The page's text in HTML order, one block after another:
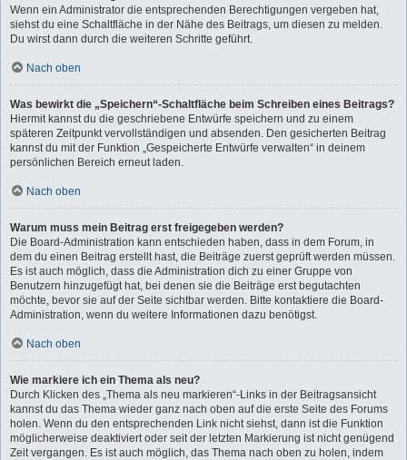
Wenn ein Administrator die entsprechenden Berechtigungen vergeben hat,
siehst du eine Schaltfläche in der Nähe des Beitrags, um diesen zu melden.
Du wirst dann durch die weiteren Schritte geführt.
Nach oben
Was bewirkt die „Speichern“-Schaltfläche beim Schreiben eines Beitrags?
Hiermit kannst du die geschriebene Entwürfe speichern und zu einem
späteren Zeitpunkt vervollständigen und absenden. Den gesicherten Beitrag
kannst du mit der Funktion „Gespeicherte Entwürfe verwalten“ in deinem
persönlichen Bereich erneut laden.
Nach oben
Warum muss mein Beitrag erst freigegeben werden?
Die Board-Administration kann entschieden haben, dass in dem Forum, in
dem du einen Beitrag erstellt hast, die Beiträge zuerst geprüft werden müssen.
Es ist auch möglich, dass die Administration dich zu einer Gruppe von
Benutzern hinzugefügt hat, bei denen sie die Beiträge erst begutachten
möchte, bevor sie auf der Seite sichtbar werden. Bitte kontaktiere die Board-
Administration, wenn du weitere Informationen dazu benötigst.
Nach oben
Wie markiere ich ein Thema als neu?
Durch Klicken des „Thema als neu markieren“-Links in der Beitragsansicht
kannst du das Thema wieder ganz nach oben auf die erste Seite des Forums
holen. Wenn du den entsprechenden Link nicht siehst, dann ist die Funktion
möglicherweise deaktiviert oder seit der letzten Markierung ist nicht genügend
Zeit vergangen. Es ist auch möglich, das Thema nach oben zu holen, indem